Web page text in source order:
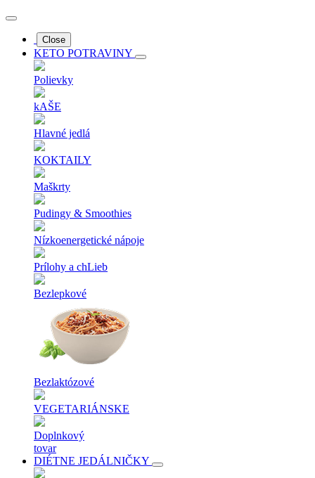
Close
KETO POTRAVINY
Polievky
kAŠE
Hlavné jedlá
KOKTAILY
Maškrty
Pudingy & Smoothies
Nízkoenergetické nápoje
Prílohy a chLieb
Bezlepkové
Bezlaktózové
VEGETARIÁNSKE
Doplnkový
tovar
DIÉTNE JEDÁLNIČKY